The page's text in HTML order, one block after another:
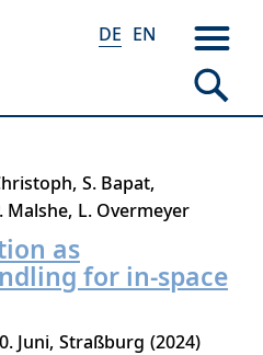
DE EN
S. Bapat
Malshe L. Overmeyer
as
for in-space
Juni Straßburg 2024